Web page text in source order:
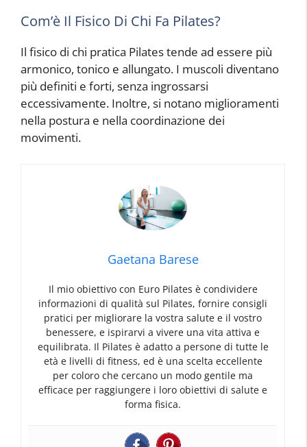
Com’è Il Fisico Di Chi Fa Pilates?
Il fisico di chi pratica Pilates tende ad essere più
armonico, tonico e allungato. I muscoli diventano
più definiti e forti, senza ingrossarsi
eccessivamente. Inoltre, si notano miglioramenti
nella postura e nella coordinazione dei
movimenti.
Gaetana Barese
Il mio obiettivo con Euro Pilates è condividere
informazioni di qualità sul Pilates, fornire consigli
pratici per migliorare la vostra salute e il vostro
benessere, e ispirarvi a vivere una vita attiva e
equilibrata. Il Pilates è adatto a persone di tutte le
età e livelli di fitness, ed è una scelta eccellente
per coloro che cercano un modo gentile ma
efficace per raggiungere i loro obiettivi di salute e
forma fisica.